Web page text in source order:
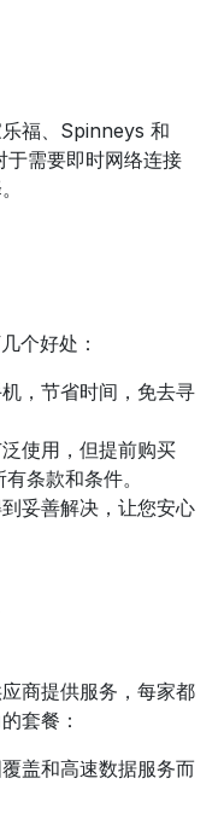
福、Spinneys 和
需要即时网络连接
个好处：
，节省时间，免去寻
使用，但提前购买
条款和条件。
妥善解决，让您安心
商提供服务，每家都
套餐：
盖和高速数据服务而